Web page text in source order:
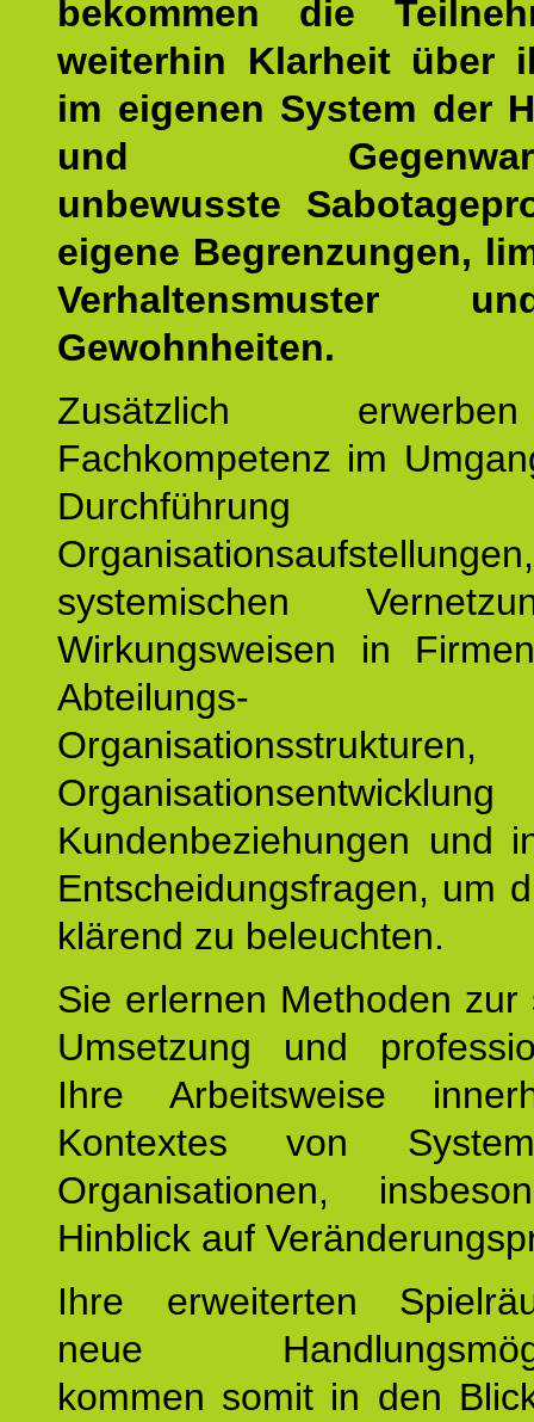
bekommen die
weiterhin Klarheit über
im eigenen System der
und
unbewusste
eigene Begrenzungen,
Verhaltensmuster
Gewohnheiten.
Zusätzlich
Fachkompetenz im
systemischen
Wirkungsweisen in
Abteilungs-
Kundenbeziehungen und
Entscheidungsfragen, um
klärend zu beleuchten.
Sie erlernen Methoden zur
Umsetzung und
Ihre Arbeitsweise
Kontextes von
Organisationen,
Hinblick auf
Ihre erweiterten
neue
kommen somit in den